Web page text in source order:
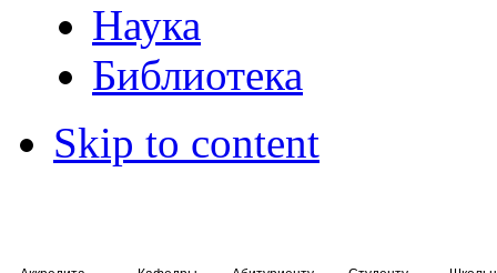
Наука
Библиотека
Skip to content